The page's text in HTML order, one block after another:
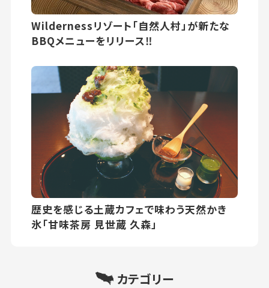
Wildernessリゾート「自然人村」が新たな
BBQメニューをリリース‼
歴史を感じる土蔵カフェで味わう天然かき
氷「甘味茶房 見世蔵 久森」
カテゴリー